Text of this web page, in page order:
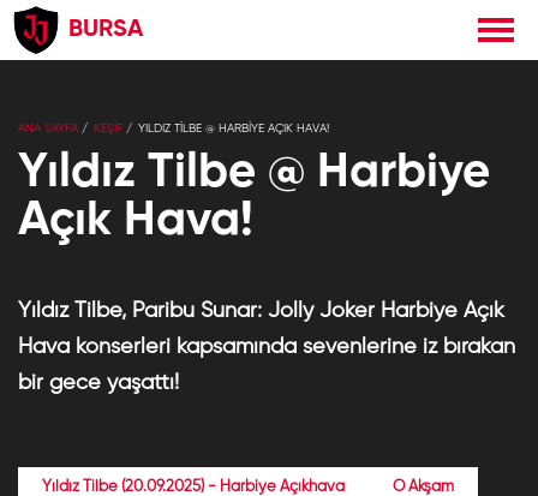
BURSA
ANA SAYFA KEŞİF YILDIZ TILBE @ HARBIYE AÇIK HAVA!
Yıldız Tilbe @ Harbiye
Açık Hava!
Yıldız Tilbe, Paribu Sunar: Jolly Joker Harbiye Açık
Hava konserleri kapsamında sevenlerine iz bırakan
bir gece yaşattı!
Yıldız Tilbe (20.09.2025) - Harbiye Açıkhava O Akşam
Ücretsiz - Google Play